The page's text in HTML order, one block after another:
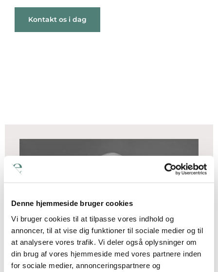
Denne hjemmeside bruger cookies
Vi bruger cookies til at tilpasse vores indhold og
annoncer, til at vise dig funktioner til sociale medier og til
at analysere vores trafik. Vi deler også oplysninger om
din brug af vores hjemmeside med vores partnere inden
for sociale medier, annonceringspartnere og
Kontakt os i dag